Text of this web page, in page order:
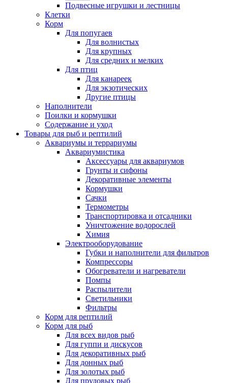
Подвесные игрушки и лестницы
Клетки
Корм
Для попугаев
Для волнистых
Для крупных
Для средних и мелких
Для птиц
Для канареек
Для экзотических
Другие птицы
Наполнители
Поилки и кормушки
Содержание и уход
Товары для рыб и рептилий
Аквариумы и террариумы
Аквариумистика
Аксессуары для аквариумов
Грунты и сифоны
Декоративные элементы
Кормушки
Сачки
Термометры
Транспортировка и отсадники
Уничтожение водорослей
Химия
Электрооборудование
Губки и наполнители для фильтров
Компрессоры
Обогреватели и нагреватели
Помпы
Распылители
Светильники
Фильтры
Корм для рептилий
Корм для рыб
Для всех видов рыб
Для гуппи и дискусов
Для декоративных рыб
Для донных рыб
Для золотых рыб
Для прудовых рыб